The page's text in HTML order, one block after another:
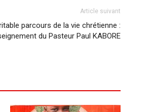
Article suivant
parcours de la vie chrétienne :
du Pasteur Paul KABORE